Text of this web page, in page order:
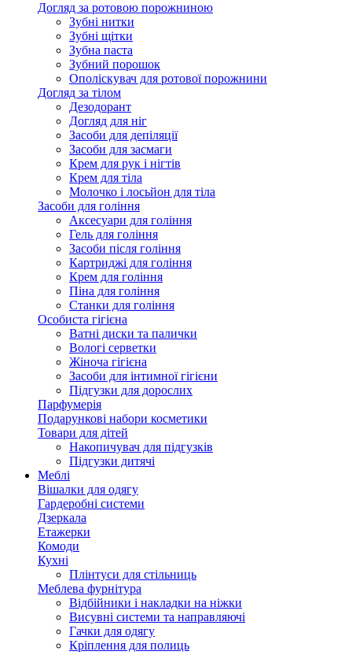
Догляд за ротовою порожниною
Зубні нитки
Зубні щітки
Зубна паста
Зубний порошок
Ополіскувач для ротової порожнини
Догляд за тілом
Дезодорант
Догляд для ніг
Засоби для депіляції
Засоби для засмаги
Крем для рук і нігтів
Крем для тіла
Молочко і лосьйон для тіла
Засоби для гоління
Аксесуари для гоління
Гель для гоління
Засоби після гоління
Картриджі для гоління
Крем для гоління
Піна для гоління
Станки для гоління
Особиста гігієна
Ватні диски та палички
Вологі серветки
Жіноча гігієна
Засоби для інтимної гігієни
Підгузки для дорослих
Парфумерія
Подарункові набори косметики
Товари для дітей
Накопичувач для підгузків
Підгузки дитячі
Меблі
Вішалки для одягу
Гардеробні системи
Дзеркала
Етажерки
Комоди
Кухні
Плінтуси для стільниць
Меблева фурнітура
Відбійники і накладки на ніжки
Висувні системи та направляючі
Гачки для одягу
Кріплення для полиць